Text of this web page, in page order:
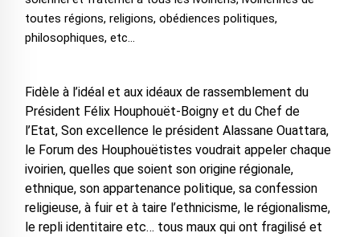
toutes régions, religions, obédiences politiques,
philosophiques, etc…
Fidèle à l’idéal et aux idéaux de rassemblement du
Président Félix Houphouët-Boigny et du Chef de
l’Etat, Son excellence le président Alassane Ouattara,
le Forum des Houphouëtistes voudrait appeler chaque
ivoirien, quelles que soient son origine régionale,
ethnique, son appartenance politique, sa confession
religieuse, à fuir et à taire l’ethnicisme, le régionalisme,
le repli identitaire etc… tous maux qui ont fragilisé et